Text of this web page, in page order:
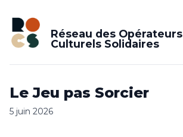
Réseau des Opérateurs
Culturels Solidaires
Le Jeu pas Sorcier
5 juin 2026